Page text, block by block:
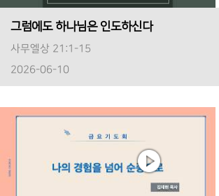
그럼에도 하나님은 인도하신다
사무엘상 21:1-15
2026-06-10